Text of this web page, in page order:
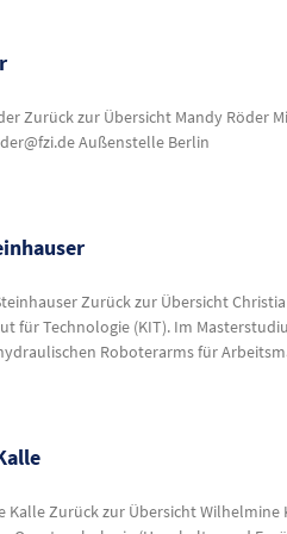
Zurück zur Übersicht Mandy Röder
Außenstelle Berlin
Zurück zur Übersicht
für Technologie (KIT). Im
Roboterarms für
Kalle Zurück zur Übersicht